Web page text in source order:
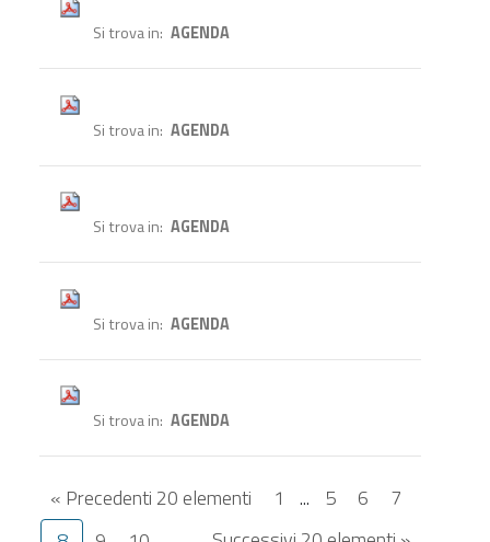
Si trova in AGENDA
Si trova in AGENDA
Si trova in AGENDA
Si trova in AGENDA
Si trova in AGENDA
« Precedenti 20 elementi
1 ... 5 6
7